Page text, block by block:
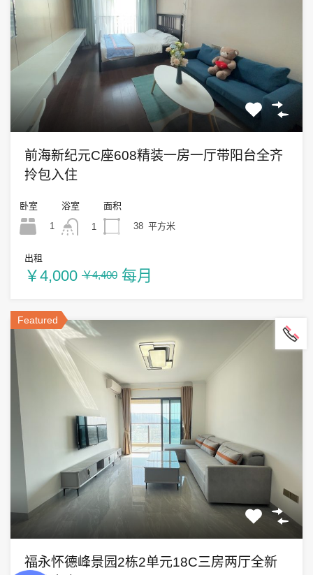
前海新纪元C座608精装一房一厅带阳台全齐
拎包入住
卧室
1
浴室
1
面积
38 平方米
出租
￥4,000 ￥4,400 每月
Featured
福永怀德峰景园2栋2单元18C三房两厅全新